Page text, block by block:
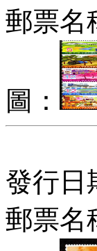
郵票名
圖：
發行日
郵票名